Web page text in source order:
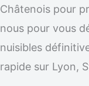
Châtenois pour
nous pour vous
nuisibles
rapide sur Lyon,